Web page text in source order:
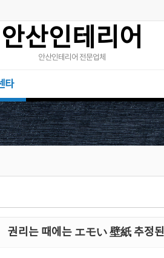
안산인테리어
안산인테리어 전문업체
타
권리는 때에는 エモい 壁紙 추정